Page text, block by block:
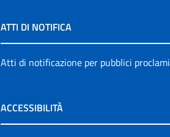
ATTI DI NOTIFICA
Atti di notificazione per pubblici proclami
ACCESSIBILITÀ